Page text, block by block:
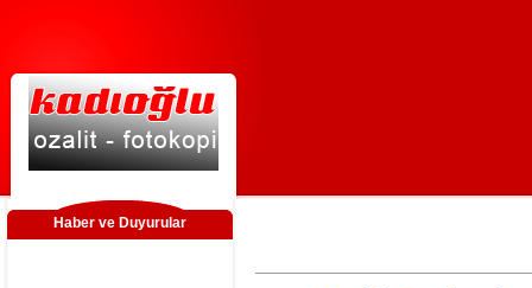
Haber ve Duyurular